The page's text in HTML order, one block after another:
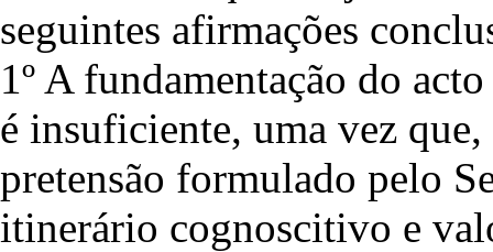
seguintes afirmações
1º A fundamentação do
é insuficiente, uma vez
pretensão formulado pelo
itinerário cognoscitivo e